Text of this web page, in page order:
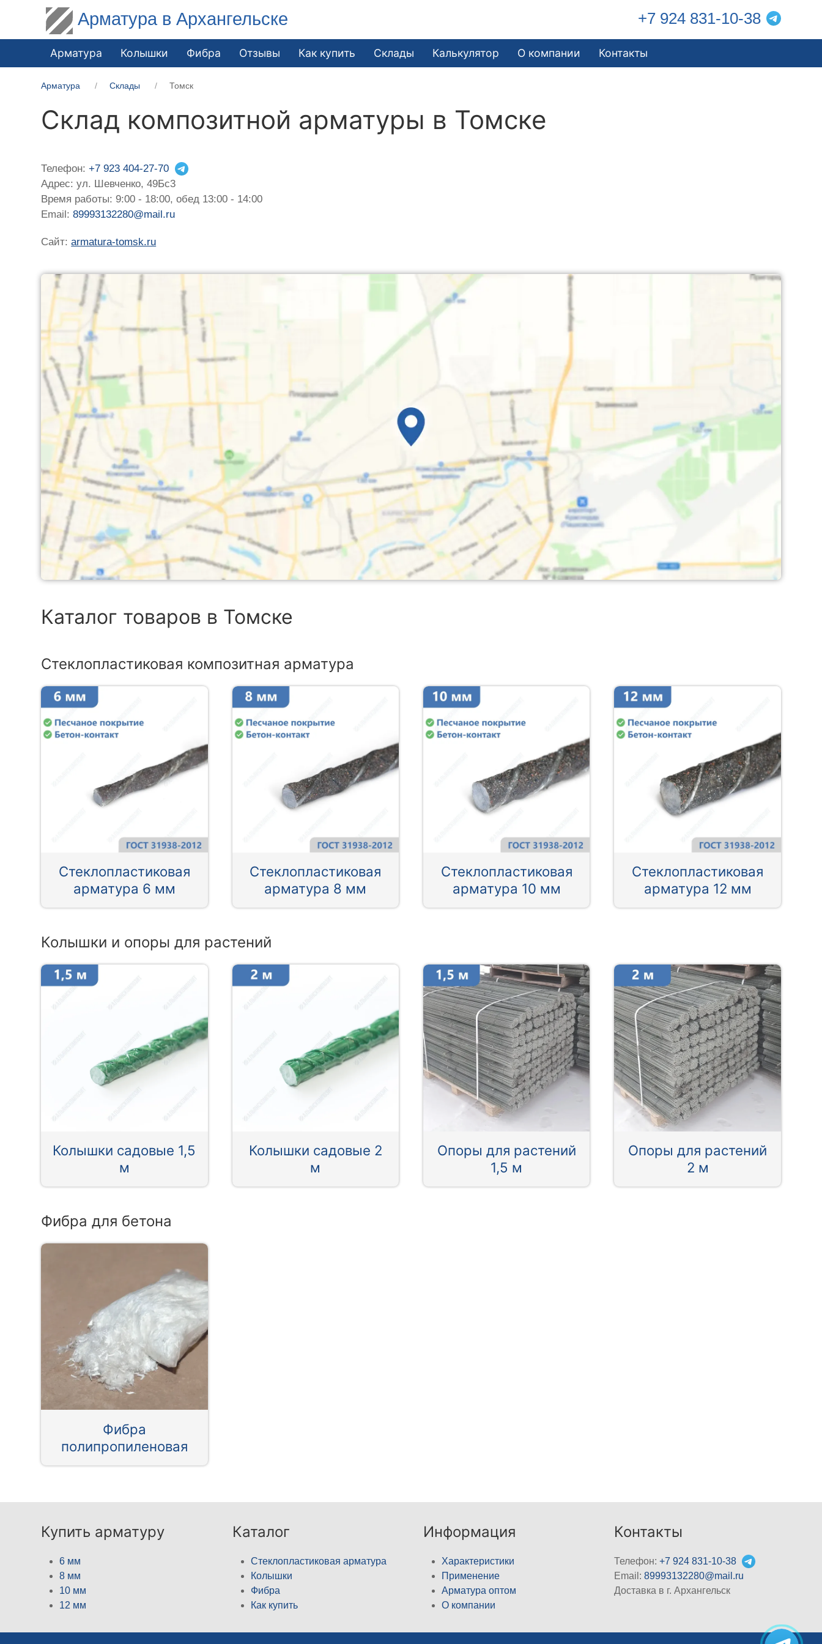
Арматура в Архангельске +7 924 831-10-38
Арматура Колышки Фибра Отзывы Как купить Склады Калькулятор О компании Контакты
Арматура Склады Томск
Склад композитной арматуры в Томске
Телефон:+7 923 404-27-70
Адрес: ул. Шевченко, 49Бс3
Время работы: 9:00 - 18:00, обед 13:00 - 14:00
Email:89993132280@mail.ru
Сайт:armatura-tomsk.ru
Каталог товаров в Томске
Стеклопластиковая композитная арматура
Стеклопластиковая
арматура 6 мм
Стеклопластиковая
арматура 8 мм
Стеклопластиковая
арматура 10 мм
Стеклопластиковая
арматура 12 мм
Колышки и опоры для растений
Колышки садовые 1,5
м
Колышки садовые 2
м
Опоры для растений
1,5 м
Опоры для растений
2 м
Фибра для бетона
Фибра
полипропиленовая
Купить арматуру
6 мм
8 мм
10 мм
12 мм
Каталог
Стеклопластиковая арматура
Колышки
Фибра
Как купить
Информация
Характеристики
Применение
Арматура оптом
О компании
Контакты
Телефон:+7 924 831-10-38
Email:89993132280@mail.ru
Доставка в г. Архангельск